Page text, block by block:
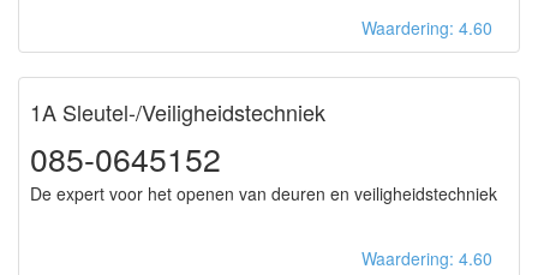
Waardering: 4.60
1A Sleutel-/Veiligheidstechniek
085-0645152
De expert voor het openen van deuren en veiligheidstechniek
Waardering: 4.60